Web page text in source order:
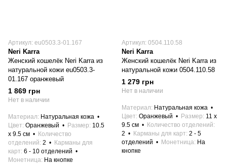
Артикул: eu0503.3-01.167
Neri Karra
Женский кошелёк Neri Karra из
натуральной кожи eu0503.3-
01.167 оранжевый
1 869 грн
Нет в наличии
Материал
Натуральная кожа
Цвет Оранжевый Размер 10.5
x 9.5 см
Количество
отделений 2
Карманы для
карт 6 - 10 отделений
Монетница На кнопке
Артикул: 0504.110.58
Neri Karra
Женский кошелёк Neri Karra из
натуральной кожи 0504.110.58
1 279 грн
Нет в наличии
Материал
Натуральная кожа
Цвет Оранжевый Размер 11 x
9.5 см
Количество отделений
2
Карманы для карт 2 - 5
отделений
Монетница На
кнопке